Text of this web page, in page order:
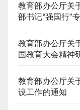
教育部办公厅关
部书记“强国行”
教育部办公厅关
国教育大会精神
教育部办公厅关
设工作的通知